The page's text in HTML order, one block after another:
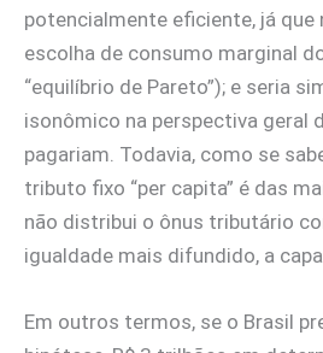
potencialmente eficiente, já que
escolha de consumo marginal
“equilíbrio de Pareto”); e seria
isonômico na perspectiva geral
pagariam. Todavia, como se
tributo fixo “per capita” é das
não distribui o ônus tributário
igualdade mais difundido, a
Em outros termos, se o Brasil